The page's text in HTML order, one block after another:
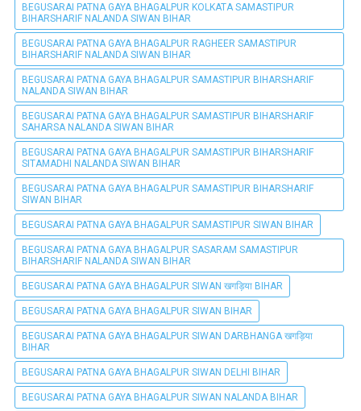
BEGUSARAI PATNA GAYA BHAGALPUR KOLKATA SAMASTIPUR
BIHARSHARIF NALANDA SIWAN BIHAR
BEGUSARAI PATNA GAYA BHAGALPUR RAGHEER SAMASTIPUR
BIHARSHARIF NALANDA SIWAN BIHAR
BEGUSARAI PATNA GAYA BHAGALPUR SAMASTIPUR BIHARSHARIF
NALANDA SIWAN BIHAR
BEGUSARAI PATNA GAYA BHAGALPUR SAMASTIPUR BIHARSHARIF
SAHARSA NALANDA SIWAN BIHAR
BEGUSARAI PATNA GAYA BHAGALPUR SAMASTIPUR BIHARSHARIF
SITAMADHI NALANDA SIWAN BIHAR
BEGUSARAI PATNA GAYA BHAGALPUR SAMASTIPUR BIHARSHARIF
SIWAN BIHAR
BEGUSARAI PATNA GAYA BHAGALPUR SAMASTIPUR SIWAN BIHAR
BEGUSARAI PATNA GAYA BHAGALPUR SASARAM SAMASTIPUR
BIHARSHARIF NALANDA SIWAN BIHAR
BEGUSARAI PATNA GAYA BHAGALPUR SIWAN खगड़िया BIHAR
BEGUSARAI PATNA GAYA BHAGALPUR SIWAN BIHAR
BEGUSARAI PATNA GAYA BHAGALPUR SIWAN DARBHANGA खगड़िया
BIHAR
BEGUSARAI PATNA GAYA BHAGALPUR SIWAN DELHI BIHAR
BEGUSARAI PATNA GAYA BHAGALPUR SIWAN NALANDA BIHAR